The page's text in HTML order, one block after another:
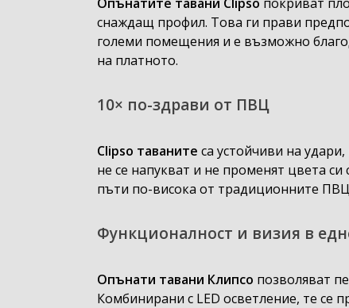
снаждащ профил. Това ги прави
големи помещения и е възможно
на платното.
10× по-здрави от ПВЦ
Clipso таваните са устойчиви на
не се напукват и не променят цвета
пъти по-висока от традиционните
Функционалност и визия в
Опънати тавани Клипсо позволяват
Комбинирани с LED осветление, те се